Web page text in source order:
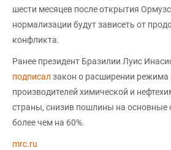
шести месяцев после открытия
нормализации будут зависеть от
конфликта.
Ранее президент Бразилии Луис
подписал закон о расширении режима
производителей химической и
страны, снизив пошлины на
более чем на 60%.
mrc.ru